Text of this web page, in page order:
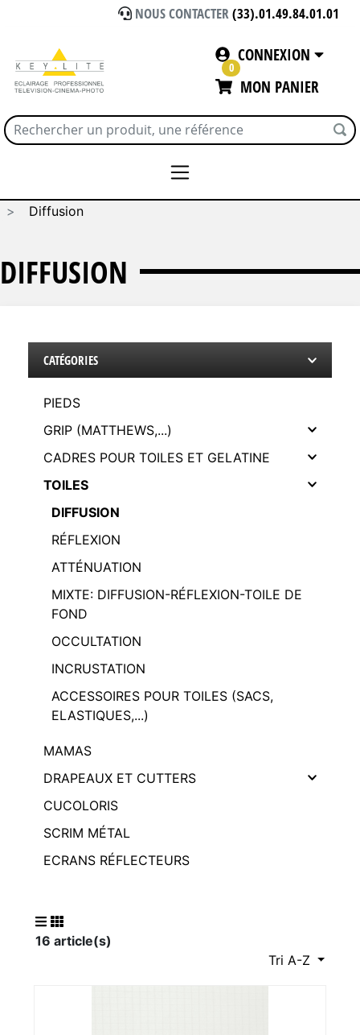
NOUS CONTACTER(33).01.49.84.01.01
CONNEXION
0
MON PANIER
Diffusion
DIFFUSION
CATÉGORIES
PIEDS
GRIP (MATTHEWS,...)
CADRES POUR TOILES ET GELATINE
TOILES
DIFFUSION
RÉFLEXION
ATTÉNUATION
MIXTE: DIFFUSION-RÉFLEXION-TOILE DE
FOND
OCCULTATION
INCRUSTATION
ACCESSOIRES POUR TOILES (SACS,
ELASTIQUES,...)
MAMAS
DRAPEAUX ET CUTTERS
CUCOLORIS
SCRIM MÉTAL
ECRANS RÉFLECTEURS
16 article(s)
Tri A-Z